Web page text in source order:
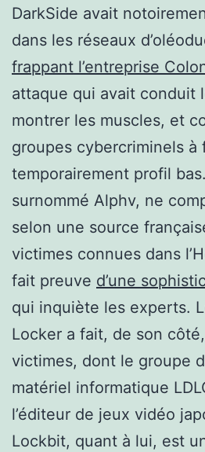
DarkSide avait
dans les réseaux
frappant l’entreprise
attaque qui avait conduit
montrer les muscles, et
groupes cybercriminels à
temporairement profil
surnommé Alphv, ne
selon une source
victimes connues dans
fait preuve d’une
qui inquiète les experts.
Locker a fait, de son
victimes, dont le groupe
matériel informatique
l’éditeur de jeux vidéo
Lockbit, quant à lui, est